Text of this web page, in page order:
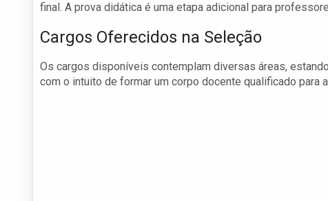
final. A prova didática é uma etapa adicional para
Cargos Oferecidos na Seleção
Os cargos disponíveis contemplam diversas áreas,
com o intuito de formar um corpo docente qualificado para